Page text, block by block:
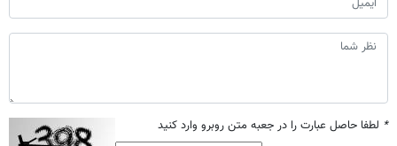
* لطفا حاصل عبارت را در جعبه متن روبرو وارد کنید